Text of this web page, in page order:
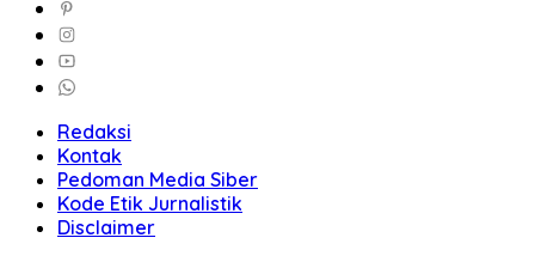
Redaksi
Kontak
Pedoman Media Siber
Kode Etik Jurnalistik
Disclaimer